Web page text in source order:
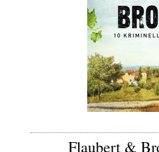
Flaubert &